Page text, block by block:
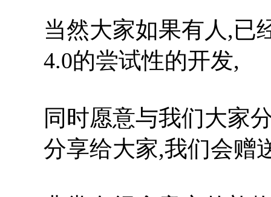
当然大家如果有人,已
4.0的尝试性的开发,
同时愿意与我们大家
分享给大家,我们会赠